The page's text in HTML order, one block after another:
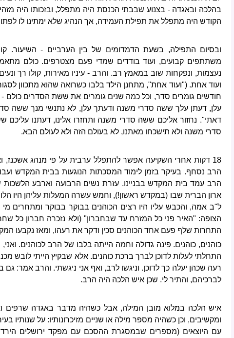
בהלכה ובאגדה - בצנוע שבבתי הכנסת היה מתפלל, ובזכותו היה
הקודש היה מתפלל את תפילת העמידה, אך הנהיג שלא ימתינו לו
ובסיום התפילה, בשעת הדמדומים של בין הערביים - השיעור.
משתתפים קבועים, ועוד בודדים שמדי פעם מצטרפים. כולם
נעצמות, ונפקחות שוב במאמץ רב. והרב - עיניו מאירות, קולו רך
ועוד אחת. ("ועוד אחת", מתחנן הילד בלבו כשרואה שהוא מתכוון
חודשים גומרים סדר, וכל כמה שנים גומרים את ששת הסדרים
עלן, דעתן עלך ששה סדרי משנה ודעתך עלן, לא נתנשי מנך ששה
דאתי". נחזור אליכם ששה סדרי משנה ותחזרו אלינו, דעתנו
סדרי משנה ולא תישכחו מאתנו, לא בעולם הזה ולא לעולם הבא.
18 דקות אחרי השקיעה אפשר להתפלל ערבית על פי מנהג אשכנז,
הרב נסחף. בעיקר בזמן לימוד המסכתות הנוגעות בבית המקדש
הרב עמד בית המקדש בבניינו. עזרת נשים הרבועה וארבע הלשכות
ארון הברית שבו (במקדש ראשון!), וחמש עשרה המעלות עליהן היו
ל"ב אמה, והכבש עליו היו רצים הכוהנים בבוקר בבוקר ומתחרים
הצופה: "האיר פני כל המזרח עד שבחברון" (ולא נזכרה חברון כל
התחרות שלף פעם אחד הכוהנים סכין ודקר את רעהו, ומאז נקבעו
כוהנים, כוהנים. פינה גדולה וחמה הייתה בלבו של הרב לכוהנים.
התחלתי לעלות לדוכן לברך ברכת כוהנים. אלא שבקיץ הייתי לובש
רעה שכהן יעלה כך לדוכן. וניגשו לרב, ואף אני ניגשתי. והרב אמר:
לברכיהם, והתיר לי. שכן איש הלכה היה הרב.
איש הלכה במלוא מובן המילה, אבל כשהיה מדבר באגדה שרפים
ומקשיבים, וכן כשהיה מספר מילה או שניים מזיכרונותיו: על שנותיו
עם היוצאים (מספרים שבמסגרת ההסכם עם מפקד ירושלים